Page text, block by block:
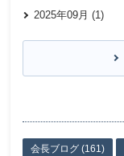
2025年09月 (1)
会長ブログ (161)